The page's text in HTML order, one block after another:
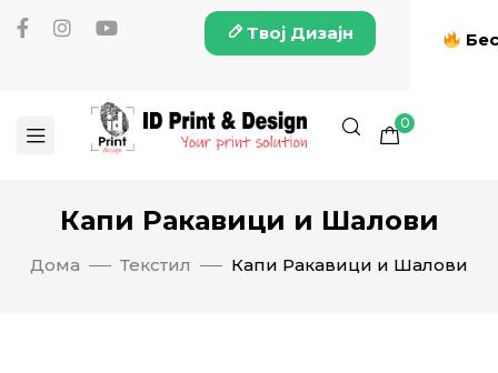
Твој Дизајн
0
Капи Ракавици и Шалови
Дома Текстил Капи Ракавици и Шалови